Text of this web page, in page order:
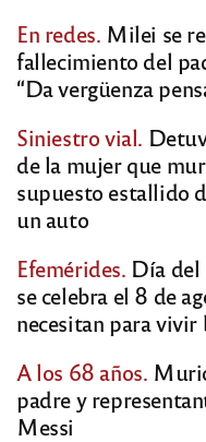
En redes. Milei se
fallecimiento del
“Da vergüenza
Siniestro vial.
de la mujer que
supuesto estallido
un auto
Efemérides. Día del
se celebra el 8 de
necesitan para vivir
A los 68 años.
padre y
Messi